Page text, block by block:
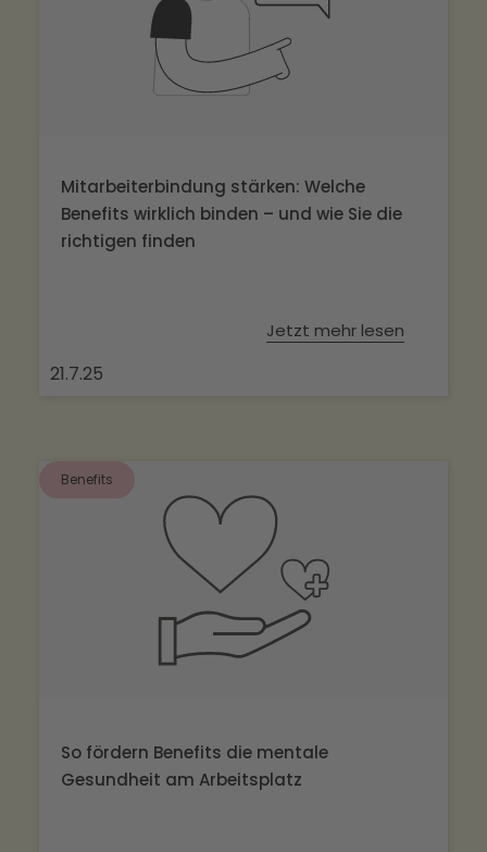
Mitarbeiterbindung stärken: Welche
Benefits wirklich binden – und wie Sie die
richtigen finden
21.7.25
Jetzt mehr lesen
Benefits
So fördern Benefits die mentale
Gesundheit am Arbeitsplatz